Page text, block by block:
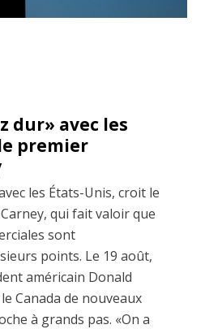
dur» avec les
premier
les États-Unis, croit le
qui fait valoir que
sont
points. Le 19 août,
américain Donald
Canada de nouveaux
à grands pas. «On a